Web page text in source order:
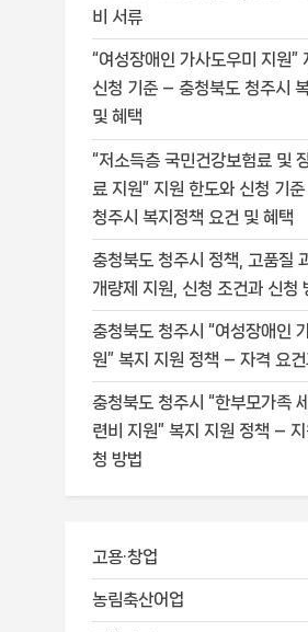
비 서류
“여성장애인 가사도우미 지원”
신청 기준 – 충청북도 청주시
및 혜택
“저소득층 국민건강보험료 및
료 지원” 지원 한도와 신청 기
청주시 복지정책 요건 및 혜택
충청북도 청주시 정책, 고품질
개량제 지원, 신청 조건과 신청
충청북도 청주시 “여성장애인
원” 복지 지원 정책 – 자격 요
충청북도 청주시 “한부모가족
련비 지원” 복지 지원 정책 –
청 방법
고용·창업
농림축산어업